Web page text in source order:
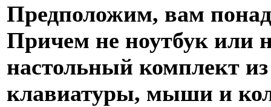
Предположим, вам
Причем не ноутбук или
настольный комплект
клавиатуры, мыши и